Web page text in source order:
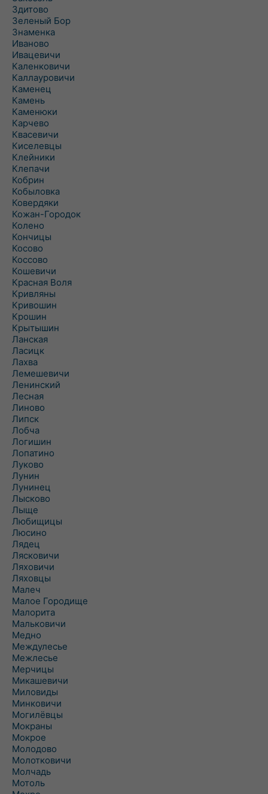
Здитово
Зеленый Бор
Знаменка
Иваново
Ивацевичи
Каленковичи
Каллауровичи
Каменец
Камень
Каменюки
Карчево
Квасевичи
Киселевцы
Клейники
Клепачи
Кобрин
Кобыловка
Ковердяки
Кожан-Городок
Колено
Кончицы
Косово
Коссово
Кошевичи
Красная Воля
Кривляны
Кривошин
Крошин
Крытышин
Ланская
Ласицк
Лахва
Лемешевичи
Ленинский
Лесная
Линово
Липск
Лобча
Логишин
Лопатино
Луково
Лунин
Лунинец
Лысково
Лыще
Любищицы
Люсино
Лядец
Лясковичи
Ляховичи
Ляховцы
Малеч
Малое Городище
Малорита
Мальковичи
Медно
Междулесье
Межлесье
Мерчицы
Микашевичи
Миловиды
Минковичи
Могилёвцы
Мокраны
Мокрое
Молодово
Молотковичи
Молчадь
Мотоль